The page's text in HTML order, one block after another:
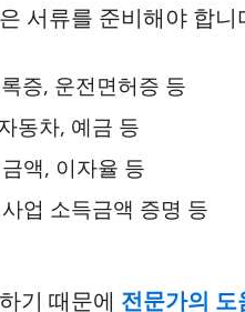
서류를 준비해야 합니
증, 운전면허증 등
동차, 예금 등
액, 이자율 등
업 소득금액 증명 등
기 때문에 전문가의 도